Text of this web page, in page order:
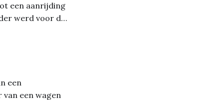
een aanrijding
werd voor de
een
een wagen